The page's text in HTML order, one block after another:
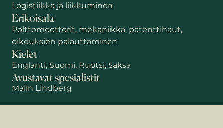
Logistiikka ja liikkuminen
Erikoisala
Polttomoottorit, mekaniikka, patenttihaut,
oikeuksien palauttaminen
Kielet
Englanti, Suomi, Ruotsi, Saksa
Avustavat spesialistit
Malin Lindberg